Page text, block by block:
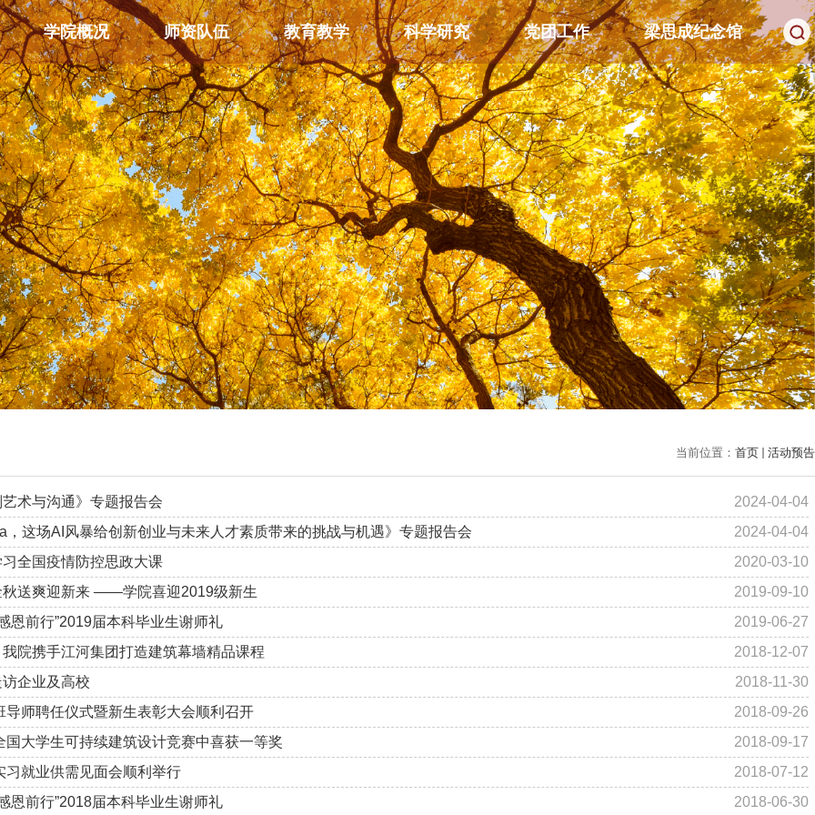
学院概况 师资队伍 教育教学 科学研究 党团工作 梁思成纪念馆
当前位置： 首页 活动预告
术与沟通》专题报告会
2024-04-04
，这场AI风暴给创新创业与未来人才素质带来的挑战与机遇》专题报告会
2024-04-04
全国疫情防控思政大课
2020-03-10
秋送爽迎新来 ——学院喜迎2019级新生
2019-09-10
恩前行”2019届本科毕业生谢师礼
2019-06-27
院携手江河集团打造建筑幕墙精品课程
2018-12-07
企业及高校
2018-11-30
导师聘任仪式暨新生表彰大会顺利召开
2018-09-26
国大学生可持续建筑设计竞赛中喜获一等奖
2018-09-17
习就业供需见面会顺利举行
2018-07-12
恩前行”2018届本科毕业生谢师礼
2018-06-30